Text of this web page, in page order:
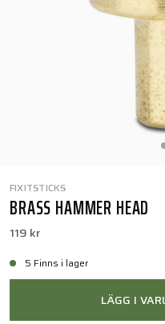
FIXITSTICKS
BRASS HAMMER HEAD
119 kr
5 Finns i lager
LÄGG I